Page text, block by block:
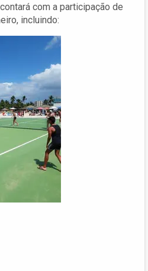
com a participação de
incluindo: